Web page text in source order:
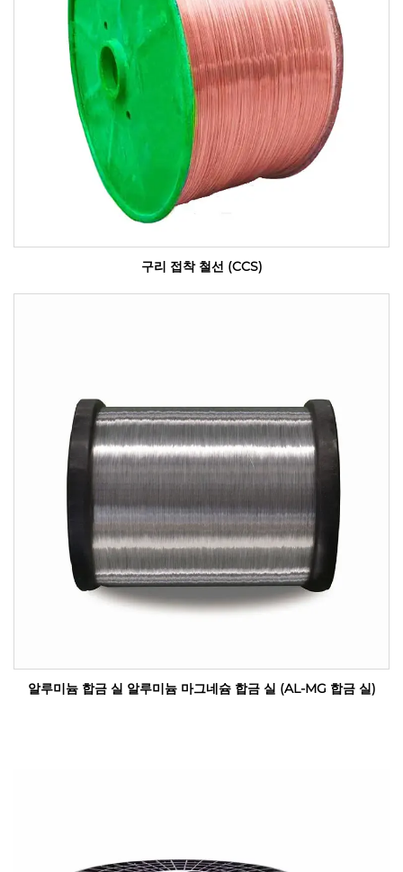
구리 접착 철선 (CCS)
알루미늄 합금 실 알루미늄 마그네슘 합금 실 (AL-MG 합금 실)